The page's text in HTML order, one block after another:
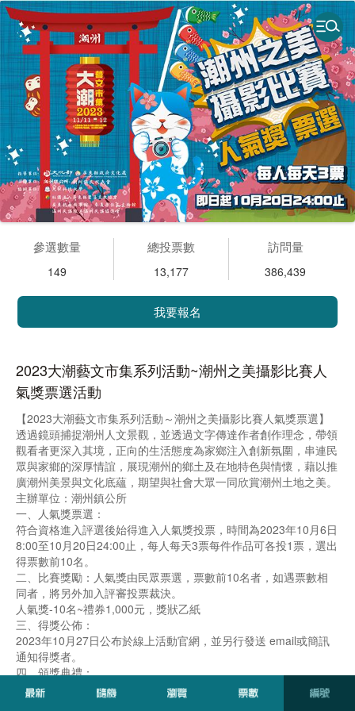
參選數量
149
總投票數
13,177
訪問量
386,439
我要報名
2023大潮藝文市集系列活動~潮州之美攝影比賽人
氣獎票選活動
【2023大潮藝文市集系列活動～潮州之美攝影比賽人氣獎票選】
透過鏡頭捕捉潮州人文景觀，並透過文字傳達作者創作理念，帶領
觀看者更深入其境，正向的生活態度為家鄉注入創新氛圍，串連民
眾與家鄉的深厚情誼，展現潮州的鄉土及在地特色與情懷，藉以推
廣潮州美景與文化底蘊，期望與社會大眾一同欣賞潮州土地之美。
主辦單位：潮州鎮公所
一、人氣獎票選：
符合資格進入評選後始得進入人氣獎投票，時間為2023年10月6日
8:00至10月20日24:00止，每人每天3票每件作品可各投1票，選出
得票數前10名。
二、比賽獎勵：人氣獎由民眾票選，票數前10名者，如遇票數相
同者，將另外加入評審投票裁決。
人氣獎-10名~禮券1,000元，獎狀乙紙
三、得獎公佈：
2023年10月27日公布於線上活動官網，並另行發送 email或簡訊
通知得獎者。
四、頒獎典禮：
2023年11月11日(星期六)，地點:潮州日式歷史建築文化園區，將